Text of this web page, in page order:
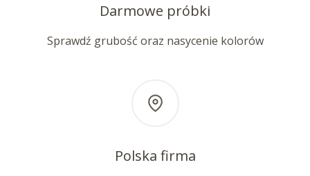
Darmowe próbki
Sprawdź grubość oraz nasycenie kolorów
Polska firma